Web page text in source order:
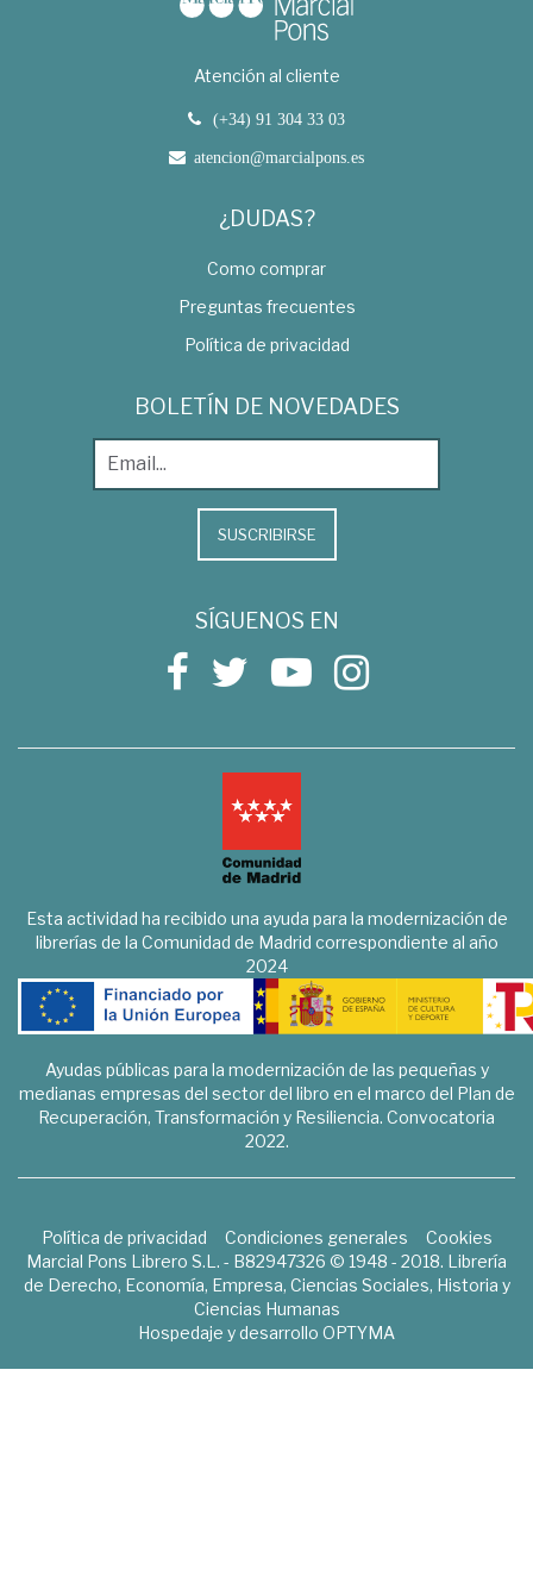
Atención al cliente
(+34) 91 304 33 03
atencion@marcialpons.es
¿DUDAS?
Como comprar
Preguntas frecuentes
Política de privacidad
BOLETÍN DE NOVEDADES
SUSCRIBIRSE
SÍGUENOS EN
Esta actividad ha recibido una ayuda para la modernización de
librerías de la Comunidad de Madrid correspondiente al año
2024
Ayudas públicas para la modernización de las pequeñas y
medianas empresas del sector del libro en el marco del Plan de
Recuperación, Transformación y Resiliencia. Convocatoria
2022.
Política de privacidad Condiciones generales
Cookies
Marcial Pons Librero S.L. - B82947326 © 1948 - 2018. Librería
de Derecho, Economía, Empresa, Ciencias Sociales, Historia y
Ciencias Humanas
Hospedaje y desarrollo OPTYMA